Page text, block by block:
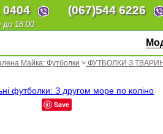
0404 (067)544 6226
до 18:00
Майка: Футболки > ФУТБОЛКИ З
Save